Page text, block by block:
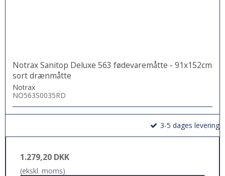
Notrax Sanitop Deluxe 563 fødevaremåtte - 91x152cm
sort drænmåtte
Notrax
NO563S0035RD
3-5 dages levering
1.279,20 DKK
(ekskl. moms)